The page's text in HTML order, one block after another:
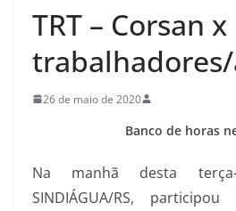
TRT – Corsan x
26 de maio de 2020
Banco de horas
Na manhã desta
SINDIÁGUA/RS,